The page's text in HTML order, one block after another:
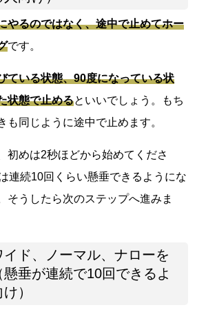
やるのではなく、途中で止めてホー
です。
ている状態、90度になっている状
状態で止めるといいでしょう。もち
も同じように途中で止めます。
初めは2秒ほどから始めてくださ
連続10回くらい懸垂できるようにな
そうしたら次のステップへ進みま
ド、ノーマル、ナローを
垂が連続で10回できるよ
）